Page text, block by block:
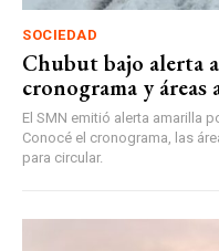
SOCIEDAD
Chubut bajo alerta
cronograma y áreas
El SMN emitió alerta amarilla
Conocé el cronograma, las
para circular.